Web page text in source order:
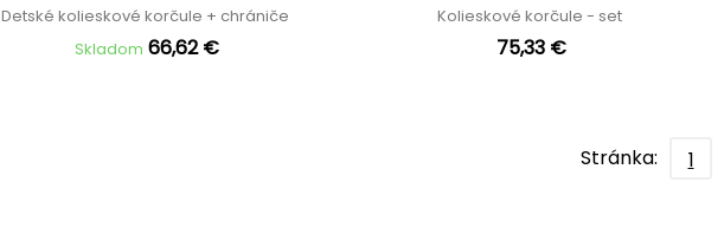
Detské kolieskové korčule + chrániče
Skladom 66,62 €
Kolieskové korčule - set
75,33 €
Stránka: 1